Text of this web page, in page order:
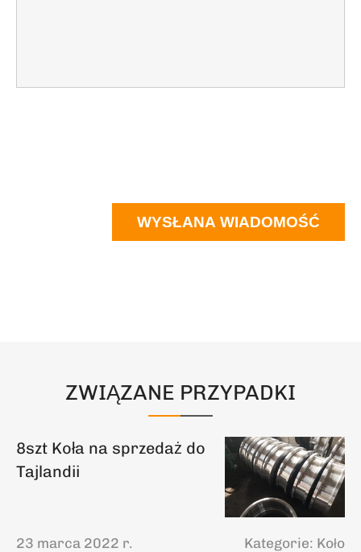
WYSŁANA WIADOMOŚĆ
ZWIĄZANE PRZYPADKI
8szt Koła na sprzedaż do
Tajlandii
23 marca 2022 r. Kategorie: Koło